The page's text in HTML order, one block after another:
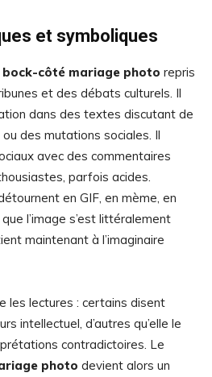
et symboliques
bock-côté mariage photo repris
et des débats culturels. Il
dans des textes discutant de
des mutations sociales. Il
avec des commentaires
parfois acides.
en GIF, en mème, en
l’image s’est littéralement
maintenant à l’imaginaire
les lectures : certains disent
intellectuel, d’autres qu’elle le
contradictoires. Le
photo devient alors un